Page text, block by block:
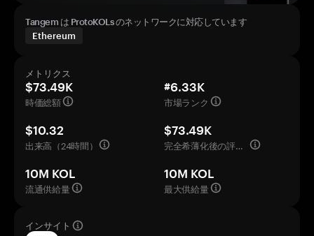
Tangem は ProtoKOLs のネットワークに対応しています
Ethereum
メトリクス
$73.49K
時価総額
#6.33K
市場ランク
$10.32
出来高（24時間）
$73.49K
完全希薄化後の評価額
10M KOL
流通供給量
10M KOL
最大供給量
インサイト